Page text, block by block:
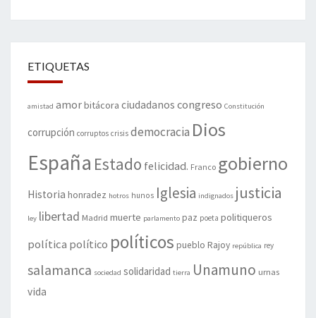
ETIQUETAS
amistad amorbitácora ciudadanos congreso Constitución
corrupción corruptos crisis democracia Dios
España Estado felicidad. Franco gobierno
Historia honradez hotros hunos Iglesia indignados justicia
ley libertad Madrid muerte parlamento paz poeta politiqueros
política político políticos pueblo Rajoy república rey
salamanca sociedad solidaridad tierra Unamuno urnas
vida